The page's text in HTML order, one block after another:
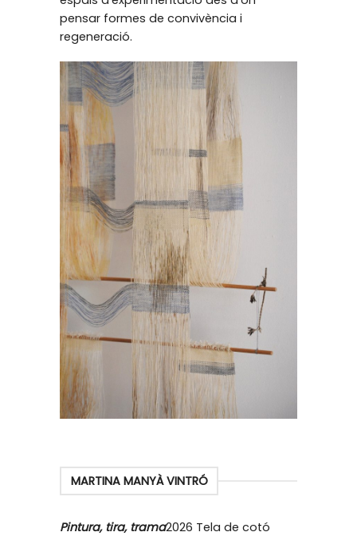
pensar formes de convivència i
regeneració.
MARTINA MANYÀ VINTRÓ
Pintura, tira, trama2026 Tela de cotó